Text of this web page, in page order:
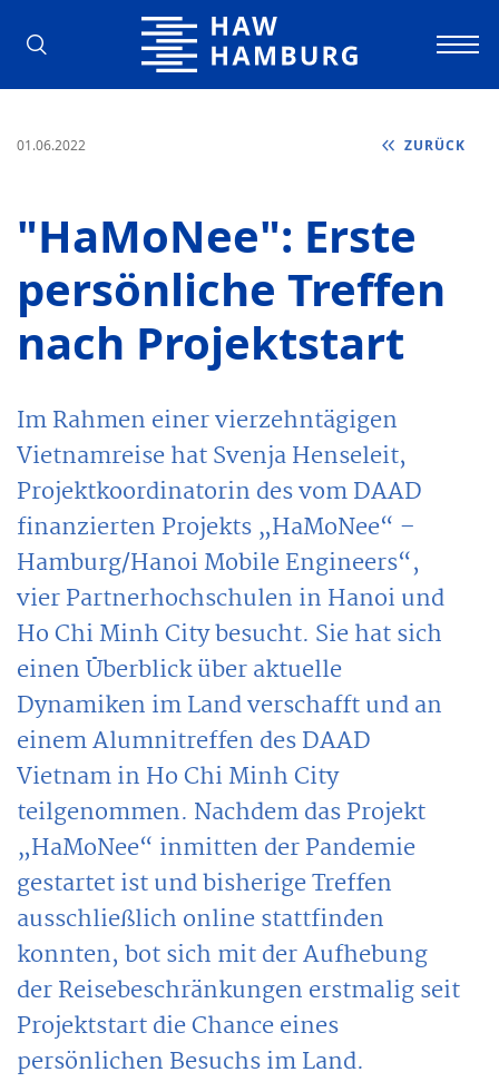
Hochschule für Angewandte
01.06.2022 ZURÜCK
"HaMoNee": Erste
persönliche Treffen
nach Projektstart
Im Rahmen einer vierzehntägigen
Vietnamreise hat Svenja Henseleit,
Projektkoordinatorin des vom DAAD
finanzierten Projekts „HaMoNee“ –
Hamburg/Hanoi Mobile Engineers“,
vier Partnerhochschulen in Hanoi und
Ho Chi Minh City besucht. Sie hat sich
einen Überblick über aktuelle
Dynamiken im Land verschafft und an
einem Alumnitreffen des DAAD
Vietnam in Ho Chi Minh City
teilgenommen. Nachdem das Projekt
„HaMoNee“ inmitten der Pandemie
gestartet ist und bisherige Treffen
ausschließlich online stattfinden
konnten, bot sich mit der Aufhebung
der Reisebeschränkungen erstmalig seit
Projektstart die Chance eines
persönlichen Besuchs im Land.